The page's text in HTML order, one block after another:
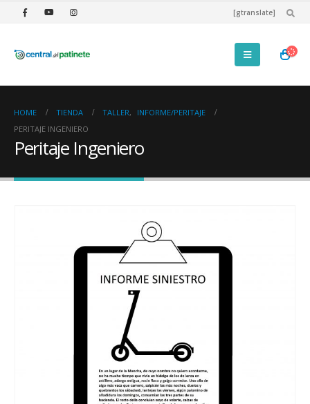
[gtranslate]
HOME TIENDA TALLER,
INFORME/PERITAJE
PERITAJE INGENIERO
Peritaje Ingeniero